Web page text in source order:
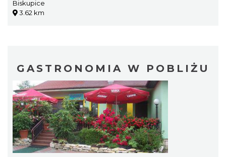
Biskupice
3.62 km
GASTRONOMIA W POBLIŻU